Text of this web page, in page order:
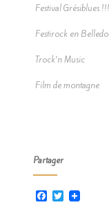
Festival Grésiblues !!!
Festirock en
Trock’n Music
Film de montagne
Partager
Facebook
Twitter